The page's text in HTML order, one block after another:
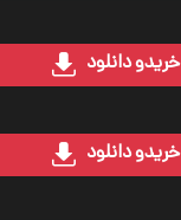
خریدو دانلود
خریدو دانلود